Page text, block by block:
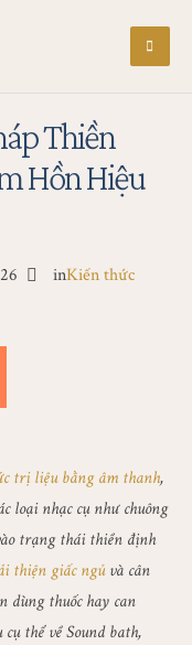
Thiền
Hồn Hiệu
inKiến thức
trị liệu bằng âm thanh,
loại nhạc cụ như chuông
trạng thái thiền định
thiện giấc ngủvà cân
dùng thuốc hay can
thể về Sound bath,